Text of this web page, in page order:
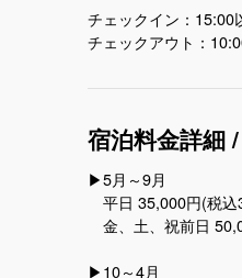
チェックイン：15:00
チェックアウト：
宿泊料金詳細
▶︎5月～9月
平日 35,000円(税込
金、土、祝前日
▶︎10～4月